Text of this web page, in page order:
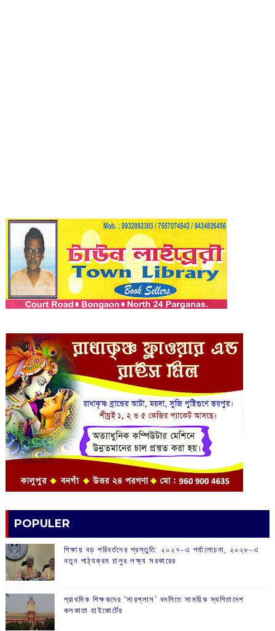
POPULER
শিক্ষায় বড় পরিবর্তনের প্রস্তুতি: ২০২৭-এ পর্যালোচনা, ২০২৮-এ
নতুন পাঠ্যক্রম চালুর লক্ষ্য সরকারের
প্রাথমিক শিক্ষকদের ‘সারপ্লাস’ বদলিতে সাময়িক স্থগিতাদেশ
কলকাতা হাইকোর্টের